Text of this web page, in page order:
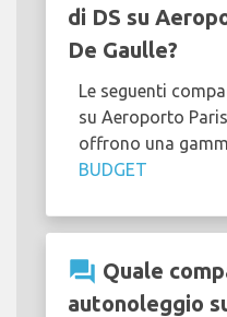
di DS su
De Gaulle?
Le seguenti
su Aeroporto
offrono una
BUDGET
question_answer Quale
autonoleggio